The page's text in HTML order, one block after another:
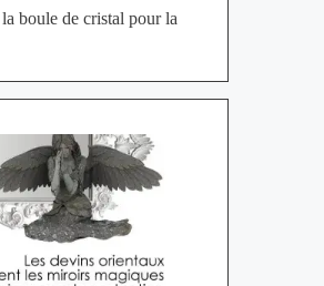
boule de cristal pour la